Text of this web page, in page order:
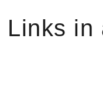
Links in